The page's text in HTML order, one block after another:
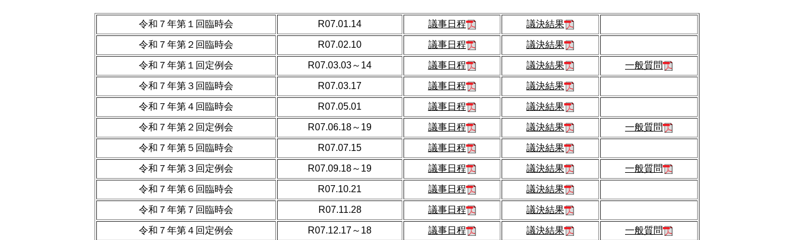
令和７年第１回臨時会 R07.01.14 議事日程 議決結果
令和７年第２回臨時会 R07.02.10 議事日程 議決結果
令和７年第１回定例会 R07.03.03～14 議事日程 議決結果 一般質問
令和７年第３回臨時会 R07.03.17 議事日程 議決結果
令和７年第４回臨時会 R07.05.01 議事日程 議決結果
令和７年第２回定例会 R07.06.18～19 議事日程 議決結果 一般質問
令和７年第５回臨時会 R07.07.15 議事日程 議決結果
令和７年第３回定例会 R07.09.18～19 議事日程 議決結果 一般質問
令和７年第６回臨時会 R07.10.21 議事日程 議決結果
令和７年第７回臨時会 R07.11.28 議事日程 議決結果
令和７年第４回定例会 R07.12.17～18 議事日程 議決結果 一般質問